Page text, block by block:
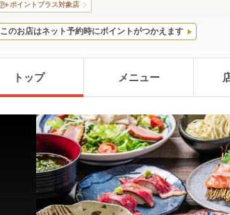
ポイントプラス対象店
このお店はネット予約時にポイントがつかえます
トップ メニュー